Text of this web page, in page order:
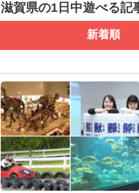
滋賀県の1日中遊べる記
新着順